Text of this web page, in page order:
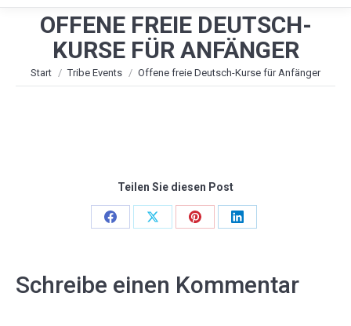
OFFENE FREIE DEUTSCH-
KURSE FÜR ANFÄNGER
Sie befinden sich hier:
Start Tribe Events Offene freie Deutsch-Kurse für Anfänger
Teilen Sie diesen Post
Share
Facebook
Share
Share
Share
LinkedIn
Schreibe einen Kommentar